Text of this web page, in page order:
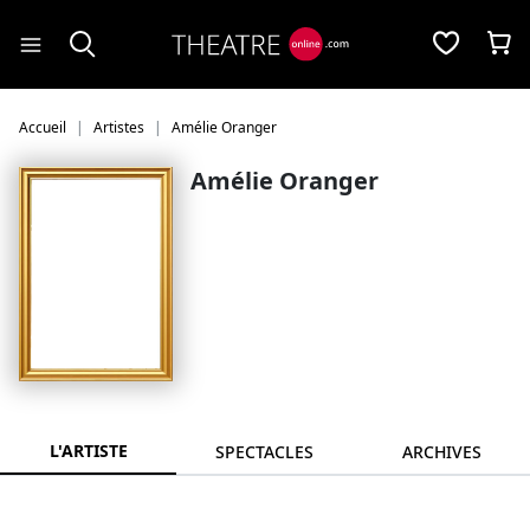
Accueil Artistes Amélie Oranger
Amélie Oranger
L'ARTISTE SPECTACLES ARCHIVES